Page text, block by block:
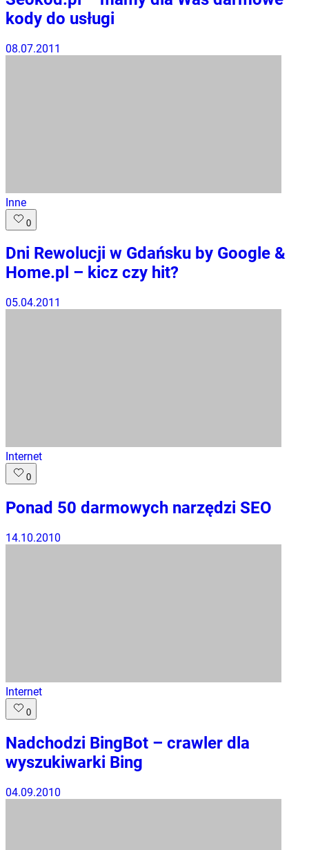
kody do usługi
08.07.2011
Inne
0
Dni Rewolucji w Gdańsku by Google &
Home.pl – kicz czy hit?
05.04.2011
Internet
0
Ponad 50 darmowych narzędzi SEO
14.10.2010
Internet
0
Nadchodzi BingBot – crawler dla
wyszukiwarki Bing
04.09.2010